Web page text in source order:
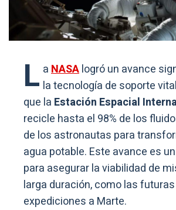
L aNASAlogró un avance
la tecnología de soporte
que la Estación Espacial
recicle hasta el 98% de los
de los astronautas para
agua potable. Este avance es
para asegurar la viabilidad de
larga duración, como las futuras
expediciones a Marte.